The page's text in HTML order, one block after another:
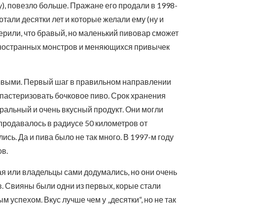
повезло больше. Пражане его продали в 1998-
десятки лет и которые желали ему (ну и
что бравый, но маленький пивовар сможет
монстров и меняющихся привычек
Первый шаг в правильном направлении
бочковое пиво. Срок хранения
и очень вкусный продукт. Они могли
в радиусе 50 километров от
Да и пива было не так много. В 1997-м году
или владельцы сами додумались, но они очень
Свияны были одни из первых, корые стали
успехом. Вкус лучше чем у „десятки“, но не так